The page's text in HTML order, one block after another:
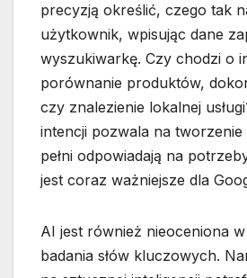
precyzją określić, czego tak
użytkownik, wpisując dane
wyszukiwarkę. Czy chodzi o
porównanie produktów,
czy znalezienie lokalnej
intencji pozwala na
pełni odpowiadają na
jest coraz ważniejsze dla
AI jest również nieoceniona
badania słów kluczowych.